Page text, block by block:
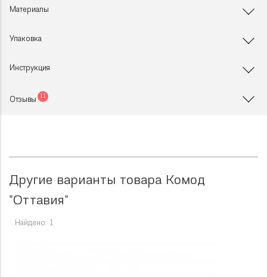
Материалы
Упаковка
Инструкция
Отзывы 11
Другие варианты товара Комод
"Оттавия"
Найдено: 1